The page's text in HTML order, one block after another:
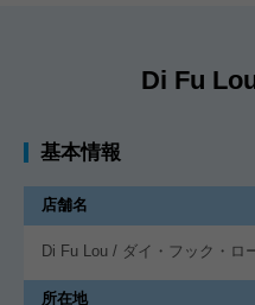
Di Fu
基本情報
店舗名
Di Fu Lou / ダイ・フック・ロ
所在地